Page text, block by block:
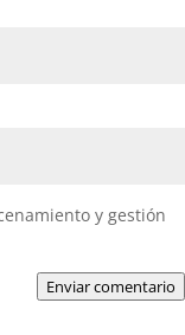
y gestión
Enviar comentario